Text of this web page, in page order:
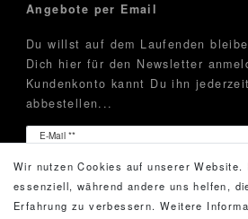
Angebote per Email
Du willst auf dem Laufenden
Dich hier für den Newsletter
Kundenkonto kannt Du ihn
abbestellen...
E-Mail **
Newsletter
Hiermit bestätige ich, dass ich die
gelesen habe. Meine Einwilligung
Wir nutzen Cookies auf unserer Website.
essenziell, während andere uns helfen,
Erfahrung zu verbessern. Weitere